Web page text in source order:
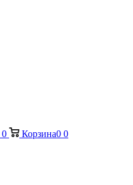
0 Корзина0 0